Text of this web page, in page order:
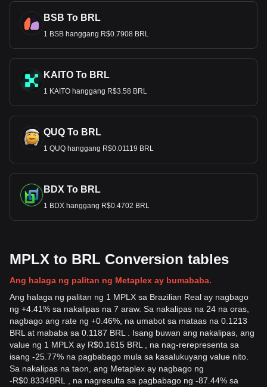
BSB To BRL
1 BSB hanggang R$0.7908 BRL
KAITO To BRL
1 KAITO hanggang R$3.58 BRL
QUQ To BRL
1 QUQ hanggang R$0.01119 BRL
BDX To BRL
1 BDX hanggang R$0.4702 BRL
MPLX to BRL Conversion tables
Ang halaga ng palitan ng Metaplex ay bumababa.
Ang halaga ng palitan ng 1 MPLX sa Brazilian Real ay nagbago
ng +4.41% sa nakalipas na 7 araw. Sa nakalipas na 24 na oras,
nagbago ang rate ng +0.46%, na umabot sa mataas na 0.1213
BRL at mababa sa 0.1187 BRL . Isang buwan ang nakalipas, ang
value ng 1 MPLX ay R$0.1615 BRL , na nag-rerepresenta sa
isang -25.77% na pagbabago mula sa kasalukuyang value nito.
Sa nakalipas na taon, ang Metaplex ay nagbago ng
-R$0.8334BRL
, na nagresulta sa pagbabago ng -87.44% sa